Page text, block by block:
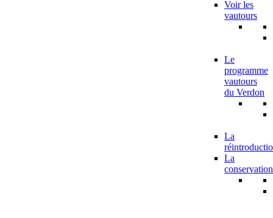
Voir les
vautours
Le
programme
vautours
du Verdon
La
La
conservation